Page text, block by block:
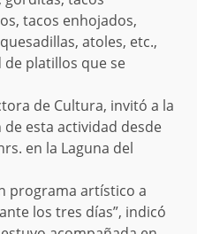
tacos enhojados,
atoles, etc.,
platillos que se
de Cultura, invitó a la
esta actividad desde
en la Laguna del
programa artístico a
los tres días”, indicó